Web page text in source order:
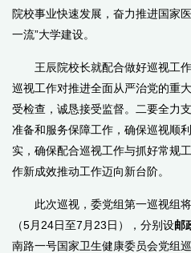
院校事业快速发展，奋力推进国家
一流”大学建设。
王辰院校长就配合做好巡视工
巡视工作对推进全面从严治党的重
受检查，诚恳接受监督。二要全力
准备和服务保障工作，确保巡视顺
实，确保配合巡视工作与抓好常规
作新成效推动工作迈向新台阶。
此次巡视，委党组第一巡视组
（5月 24日至7 月 23日），分别设邮
南路一号国家卫生健康委员会党组